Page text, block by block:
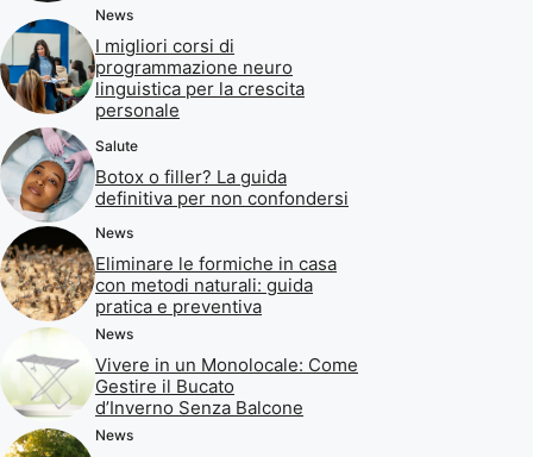
News
I migliori corsi di
programmazione neuro
linguistica per la crescita
personale
Salute
Botox o filler? La guida
definitiva per non confondersi
News
Eliminare le formiche in casa
con metodi naturali: guida
pratica e preventiva
News
Vivere in un Monolocale: Come
Gestire il Bucato
d’Inverno Senza Balcone
News